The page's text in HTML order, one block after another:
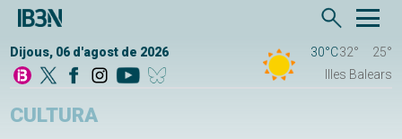
Dijous, 06 d'agost de 2026 30°C32°
25°
Illes Balears
CULTURA